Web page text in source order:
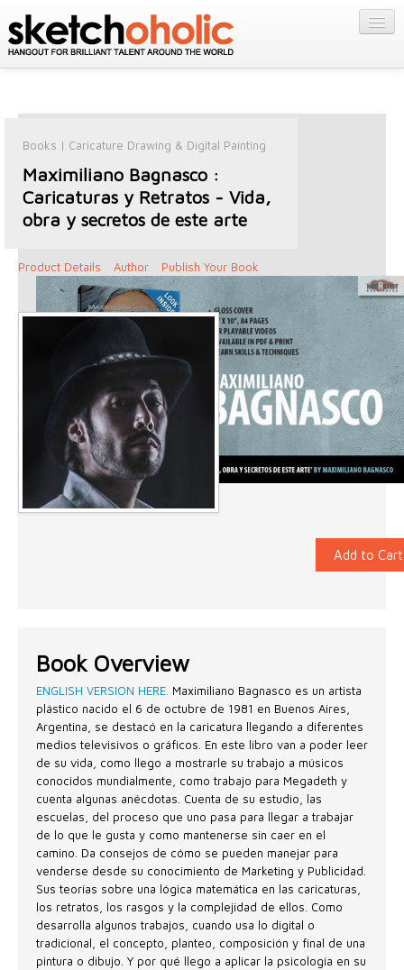
Featured
Books | Caricature Drawing & Digital Painting
Maximiliano Bagnasco :
Caricaturas y Retratos - Vida,
obra y secretos de este arte
Product Details Author Publish Your Book
Add to Cart
Book Overview
ENGLISH VERSION HERE Maximiliano Bagnasco es un artista
plástico nacido el 6 de octubre de 1981 en Buenos Aires,
Argentina, se destacó en la caricatura llegando a diferentes
medios televisivos o gráficos. En este libro van a poder leer
de su vida, como llego a mostrarle su trabajo a músicos
conocidos mundialmente, como trabajo para Megadeth y
cuenta algunas anécdotas. Cuenta de su estudio, las
escuelas, del proceso que uno pasa para llegar a trabajar
de lo que le gusta y como mantenerse sin caer en el
camino. Da consejos de cómo se pueden manejar para
venderse desde su conocimiento de Marketing y Publicidad.
Sus teorías sobre una lógica matemática en las caricaturas,
los retratos, los rasgos y la complejidad de ellos. Como
desarrolla algunos trabajos, cuando usa lo digital o
tradicional, el concepto, planteo, composición y final de una
pintura o dibujo. Y por qué llego a aplicar la psicología en su